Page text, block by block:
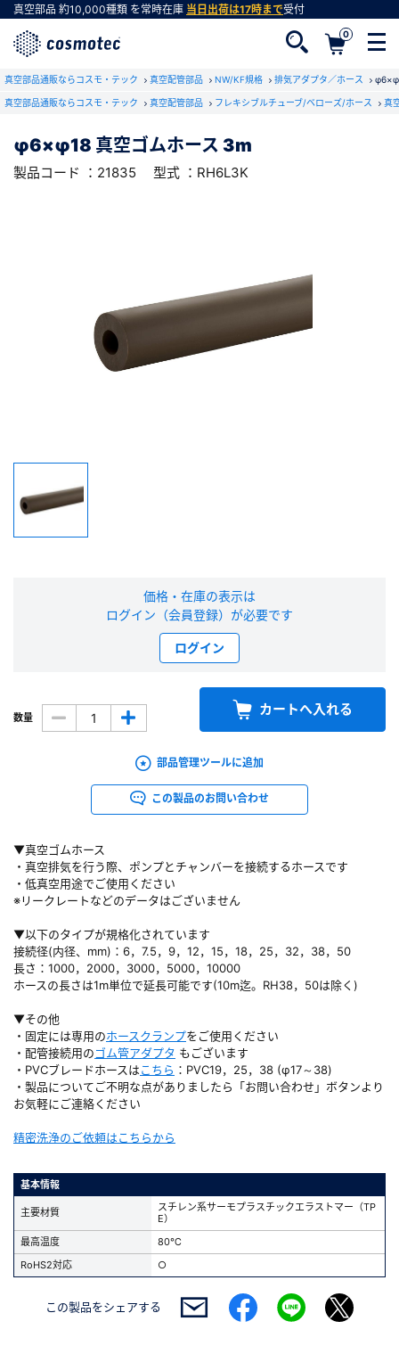
真空部品 約10,000種類 を常時在庫 当日出荷は17時まで受付
0
真空部品通販ならコスモ・テック 真空配管部品 NW/KF規格 排気アダプタ／ホース
真空部品通販ならコスモ・テック 真空配管部品 フレキシブルチューブ/ベローズ/ホース 真
φ6×φ18 真空ゴムホース 3m
製品コード ：21835 型式 ：RH6L3K
▼真空ゴムホース
・真空排気を行う際、ポンプとチャンバーを接続するホースです
・低真空用途でご使用ください
※リークレートなどのデータはございません
▼以下のタイプが規格化されています
接続径(内径、mm)：6，7.5，9，12，15，18，25，32，38，50
長さ：1000，2000，3000，5000，10000
ホースの長さは1m単位で延長可能です(10m迄。RH38，50は除く)
▼その他
・固定には専用のホースクランプをご使用ください
・配管接続用のゴム管アダプタ もございます
・PVCブレードホースはこちら ：PVC19，25，38 (φ17～38)
・製品についてご不明な点がありましたら「お問い合わせ」ボタンより
お気軽にご連絡ください
精密洗浄のご依頼はこちらから
基本情報
主要材質
スチレン系サーモプラスチックエラストマー（TP
E）
最高温度
80℃
RoHS2対応
○
価格・在庫の表示は
ログイン（会員登録）が必要です
ログイン
数量 カートへ入れる
部品管理ツールに追加
この製品のお問い合わせ
この製品をシェアする
RoHS2適合報告書のダウンロード
下記製品のRoHS2適合報告書のダウンロードをします。
φ6×φ18 真空ゴムホース 3m
型式 ：RH6L3K 製品コード ：21835
ダウンロードする
会員登録がお済みでない方
会員登録をすれば、便利な機能がご利用いただけ
があります。また当社の判断によりお断りする場合があります。
ログイン
※パスワードをお忘れの方は、パスワード再発行ページ
お問い合わせページ